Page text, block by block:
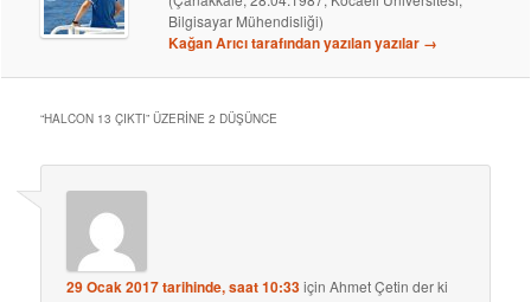
Bilgisayar Mühendisliği)
Kağan Arıcı tarafından yazılan yazılar →
“HALCON 13 ÇIKTI” ÜZERINE 2 DÜŞÜNCE
29 Ocak 2017 tarihinde, saat 10:33içinAhmet Çetin der ki